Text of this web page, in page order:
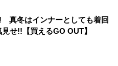
真冬はインナーとしても着回
せ!!【買えるGO OUT】